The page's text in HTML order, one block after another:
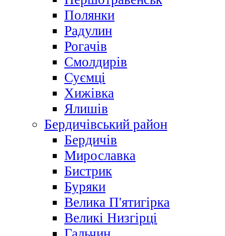
Полянки
Радулин
Рогачів
Смолдирів
Суємці
Хижівка
Ялишів
Бердичівський район
Бердичів
Мирославка
Бистрик
Буряки
Велика П'ятигірка
Великі Низгірці